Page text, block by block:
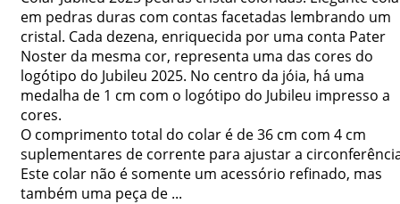
em pedras duras com contas facetadas lembrando um
cristal. Cada dezena, enriquecida por uma conta Pater
Noster da mesma cor, representa uma das cores do
logótipo do Jubileu 2025. No centro da jóia, há uma
medalha de 1 cm com o logótipo do Jubileu impresso a
cores.
O comprimento total do colar é de 36 cm com 4 cm
suplementares de corrente para ajustar a
Este colar não é somente um acessório refinado, mas
também uma peça de ...